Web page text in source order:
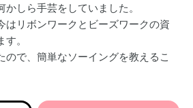
かしら手芸をしていました。
はリボンワークとビーズワークの資
。
ので、簡単なソーイングを教えるこ